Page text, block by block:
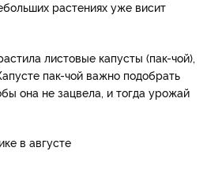
растениях уже висит
листовые капусты (пак-чой),
пак-чой важно подобрать
она не зацвела, и тогда урожай